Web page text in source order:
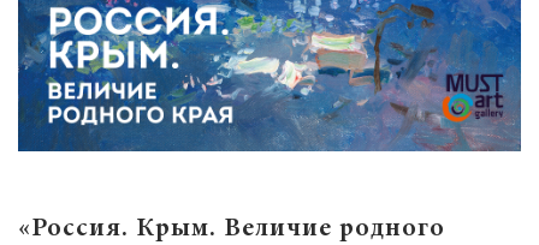
«Россия. Крым. Величие родного